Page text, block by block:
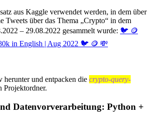
aus Kaggle verwendet werden, in dem über
Tweets über das Thema „Crypto“ in dem
– 29.08.2022 gesammelt wurde: 🐦 🪙
in English | Aug 2022 🐦 🪙 💸
herunter und entpacken die crypto-query-
Projektordner.
Datenvorverarbeitung: Python +